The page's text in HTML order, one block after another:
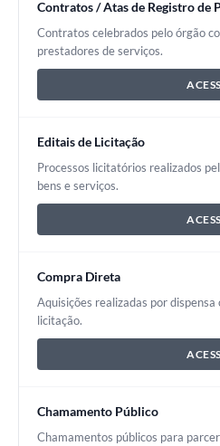
Contratos / Atas de Registro de
Contratos celebrados pelo órgão
prestadores de serviços.
Editais de Licitação
Processos licitatórios realizados
bens e serviços.
Compra Direta
Aquisições realizadas por
licitação.
Chamamento Público
Chamamentos públicos para